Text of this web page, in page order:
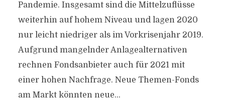
Pandemie. Insgesamt sind die Mittelzuflüsse
weiterhin auf hohem Niveau und lagen 2020
nur leicht niedriger als im Vorkrisenjahr 2019.
Aufgrund mangelnder Anlagealternativen
rechnen Fondsanbieter auch für 2021 mit
einer hohen Nachfrage. Neue Themen-Fonds
am Markt könnten neue...